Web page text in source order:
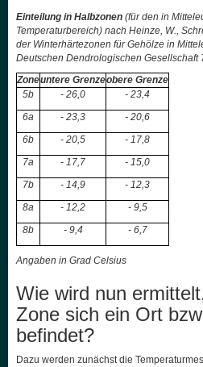
Einteilung in Halbzonen (für den in
Temperaturbereich) nach Heinze, W.,
der Winterhärtezonen für Gehölze in
Deutschen Dendrologischen Gesellschaft
Zoneuntere Grenzeobere Grenze
5b
- 26,0
- 23,4
6a
- 23,3
- 20,6
6b
- 20,5
- 17,8
7a
- 17,7
- 15,0
7b
- 14,9
- 12,3
8a
- 12,2
- 9,5
8b
- 9,4 - 6,7
Angaben in Grad Celsius
Wie wird nun
Zone sich ein Ort
befindet?
Dazu werden zunächst die